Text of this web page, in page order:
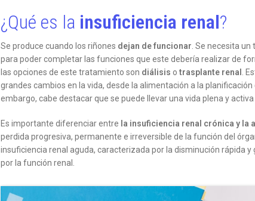
¿Qué es la insuficiencia renal?
Se produce cuando los riñones dejan de funcionar . Se necesita
para poder completar las funciones que este debería realizar de
las opciones de este tratamiento son diálisis o trasplante renal
.
grandes cambios en la vida, desde la alimentación a la planificación
embargo, cabe destacar que se puede llevar una vida plena y activa
Es importante diferenciar entre la insuficiencia renal crónica y la
perdida progresiva, permanente e irreversible de la función del
insuficiencia renal aguda, caracterizada por la disminución rápida
por la función renal.